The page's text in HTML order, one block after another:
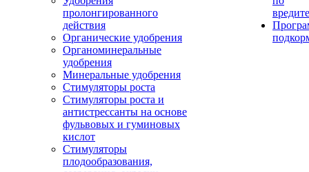
пролонгированного
действия
Органические удобрения
Органоминеральные
удобрения
Минеральные удобрения
Стимуляторы роста
Стимуляторы роста и
антистрессанты на основе
фульвовых и гуминовых
кислот
Стимуляторы
плодообразования,